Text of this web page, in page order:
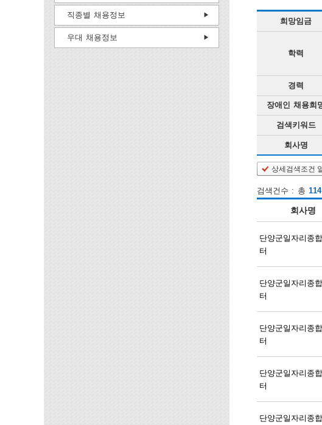
희망임금
학력
경력
장애인 채용희
검색키워드
회사명
상세검색조건
검색건수 : 총 114
회사명
단양군일자리종
터
단양군일자리종
터
단양군일자리종
터
단양군일자리종
터
단양군일자리종
직종별 채용정보
우대 채용정보